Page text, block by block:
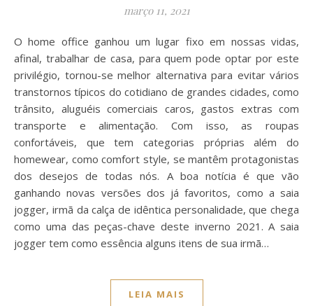
março 11, 2021
O home office ganhou um lugar fixo em nossas vidas,
afinal, trabalhar de casa, para quem pode optar por este
privilégio, tornou-se melhor alternativa para evitar vários
transtornos típicos do cotidiano de grandes cidades, como
trânsito, aluguéis comerciais caros, gastos extras com
transporte e alimentação. Com isso, as roupas
confortáveis, que tem categorias próprias além do
homewear, como comfort style, se mantêm protagonistas
dos desejos de todas nós. A boa notícia é que vão
ganhando novas versões dos já favoritos, como a saia
jogger, irmã da calça de idêntica personalidade, que chega
como uma das peças-chave deste inverno 2021. A saia
jogger tem como essência alguns itens de sua irmã…
LEIA MAIS